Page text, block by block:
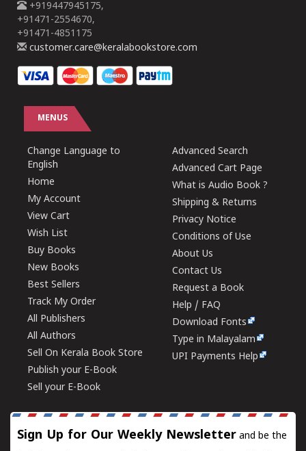
+919447945175,
+91471-2554670,
+91471-4851175
customer.care@keralabookstore.com
MENUS
Change Language to
English
Home
My Account
View Cart
Wish List
Buy Books
New Books
Best Sellers
Track My Order
All Publishers
All Authors
Sell On Kerala Book Store
Publish your E-Book
Sell your E-Book
Advanced Search
Advanced Cart Page
What is Audio Book ?
Shipping & Returns
Privacy Notice
Conditions of Use
About Us
Contact Us
Request a Book
Help / FAQ
Download Fonts
Type in Malayalam
UPI Payments Help
Sign Up for Our Weekly Newsletter and be the